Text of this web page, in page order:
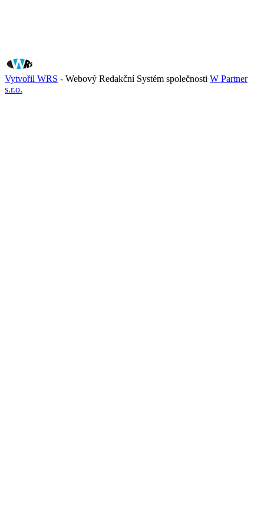
Vytvořil WRS - Webový Redakční Systém společnosti W Partner
s.r.o.